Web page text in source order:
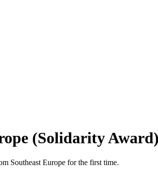
(Solidarity Award)
Southeast Europe for the first time.